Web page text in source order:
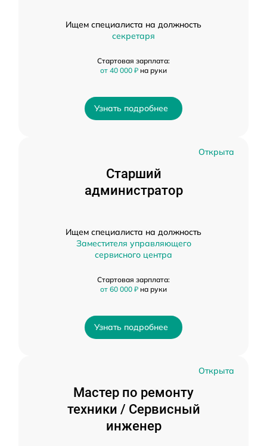
Ищем специалиста на должность
секретаря
Стартовая зарплата:
от 40 000 ₽ на руки
Узнать подробнее
Открыта
Старший
администратор
Ищем специалиста на должность
Заместителя управляющего
сервисного центра
Стартовая зарплата:
от 60 000 ₽ на руки
Узнать подробнее
Открыта
Мастер по ремонту
техники / Сервисный
инженер